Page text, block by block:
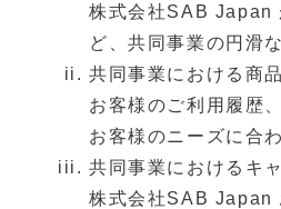
株式会社SAB Japan
ど、共同事業の円滑
共同事業における商
お客様のご利⽤履歴
お客様のニーズに合
共同事業におけるキ
株式会社SAB Japan